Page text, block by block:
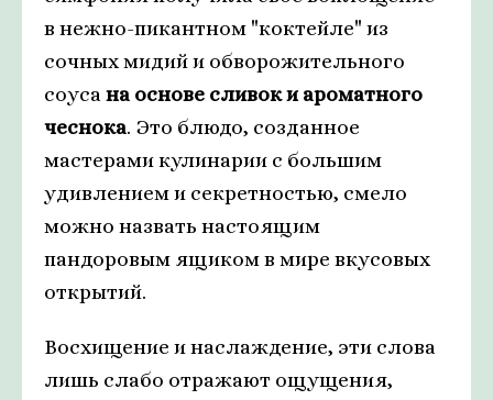
в нежно-пикантном "коктейле" из
сочных мидий и обворожительного
соуса на основе сливок и ароматного
чеснока. Это блюдо, созданное
мастерами кулинарии с большим
удивлением и секретностью, смело
можно назвать настоящим
пандоровым ящиком в мире вкусовых
открытий.
Восхищение и наслаждение, эти слова
лишь слабо отражают ощущения,